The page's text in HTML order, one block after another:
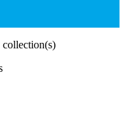
collection(s)